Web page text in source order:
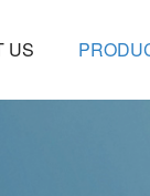
US